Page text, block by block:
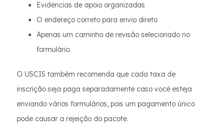
Evidências de apoio organizadas
O endereço correto para envio direto
Apenas um caminho de revisão selecionado no
formulário.
O USCIS também recomenda que cada taxa de
inscrição seja paga separadamente caso você esteja
enviando vários formulários, pois um pagamento único
pode causar a rejeição do pacote.